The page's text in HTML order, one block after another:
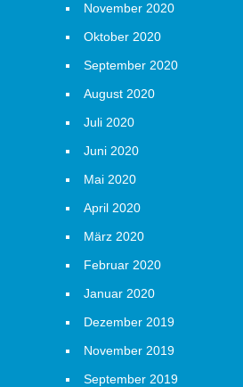
November 2020
Oktober 2020
September 2020
August 2020
Juli 2020
Juni 2020
Mai 2020
April 2020
März 2020
Februar 2020
Januar 2020
Dezember 2019
November 2019
September 2019